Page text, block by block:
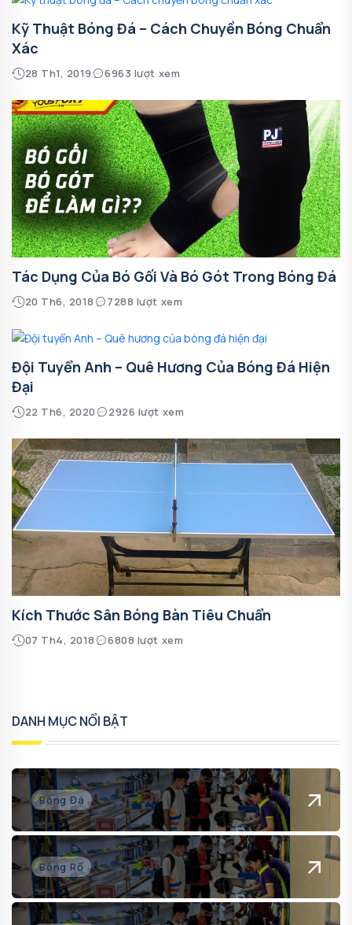
Kỹ Thuật Bóng Đá – Cách Chuyền Bóng Chuẩn
Xác
28 Th1, 2019 6963 lượt xem
Tác Dụng Của Bó Gối Và Bó Gót Trong Bóng Đá
20 Th6, 2018 7288 lượt xem
Đội Tuyển Anh – Quê Hương Của Bóng Đá Hiện
Đại
22 Th6, 2020 2926 lượt xem
Kích Thước Sân Bóng Bàn Tiêu Chuẩn
07 Th4, 2018 6808 lượt xem
DANH MỤC NỔI BẬT
Bóng Đá
Bóng Rổ